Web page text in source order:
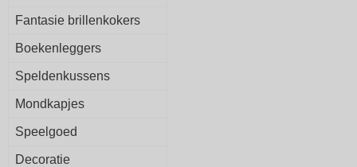
Fantasie brillenkokers
Boekenleggers
Speldenkussens
Mondkapjes
Speelgoed
Decoratie